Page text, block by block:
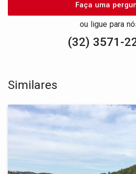
Faça uma
ou ligue para
(32) 3571-
Similares